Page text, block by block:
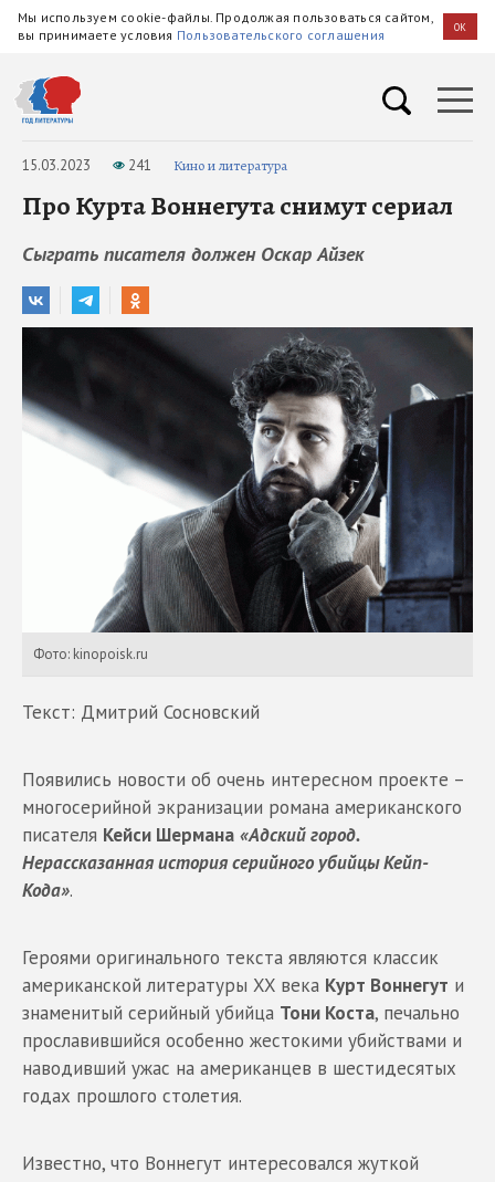
Мы используем cookie-файлы. Продолжая пользоваться сайтом,
вы принимаете условия Пользовательского соглашения OK
15.03.2023 241 Кино и литература
Про Курта Воннегута снимут сериал
Сыграть писателя должен Оскар Айзек
Фото: kinopoisk.ru
Текст: Дмитрий Сосновский
Появились новости об очень интересном проекте –
многосерийной экранизации романа американского
писателя Кейси Шермана «Адский город.
Нерассказанная история серийного убийцы Кейп-
Кода».
Героями оригинального текста являются классик
американской литературы XX века Курт Воннегут и
знаменитый серийный убийца Тони Коста, печально
прославившийся особенно жестокими убийствами и
наводивший ужас на американцев в шестидесятых
годах прошлого столетия.
Известно, что Воннегут интересовался жуткой